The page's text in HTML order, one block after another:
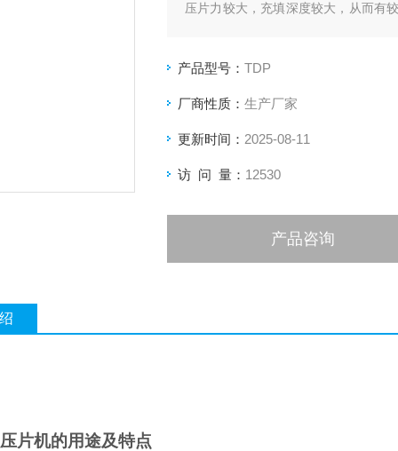
压片力较大，充填深度较大，从而有
产品型号： TDP
厂商性质： 生产厂家
更新时间： 2025-08-11
访 问 量： 12530
产品咨询
片机的用途及特点